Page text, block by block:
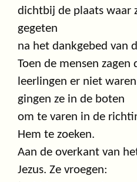
dichtbij de plaats waar
gegeten
na het dankgebed van
Toen de mensen zagen
leerlingen er niet
gingen ze in de boten
om te varen in de
Hem te zoeken.
Aan de overkant van
Jezus. Ze vroegen: